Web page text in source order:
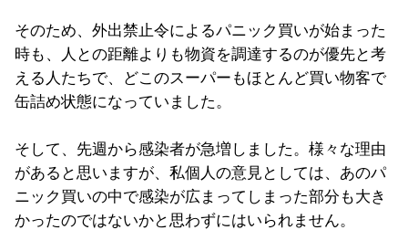
そのため、外出禁止令によるパニック買いが始まった
時も、人との距離よりも物資を調達するのが優先と考
える人たちで、どこのスーパーもほとんど買い物客で
缶詰め状態になっていました。
そして、先週から感染者が急増しました。様々な理由
があると思いますが、私個人の意見としては、あのパ
ニック買いの中で感染が広まってしまった部分も大き
かったのではないかと思わずにはいられません。